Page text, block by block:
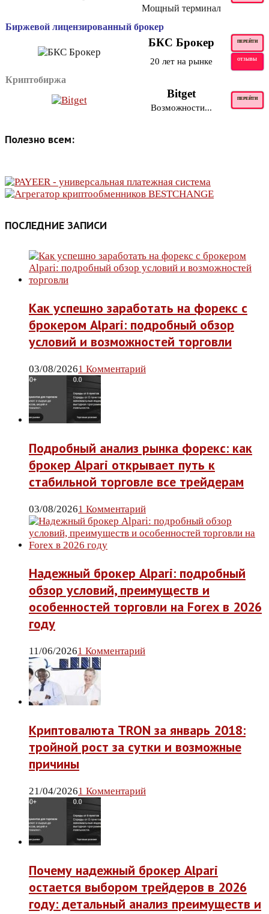
Мощный терминал
Биржевой лицензированный брокер
БКС Брокер ПЕРЕЙТИ
20 лет на рынке ОТЗЫВЫ
Криптобиржа
Bitget ПЕРЕЙТИ
Возможности...
Полезно всем:
ПОСЛЕДНИЕ ЗАПИСИ
Как успешно заработать на форекс с
брокером Alpari: подробный обзор
условий и возможностей торговли
03/08/20261 Комментарий
Подробный анализ рынка форекс: как
брокер Alpari открывает путь к
стабильной торговле все трейдерам
03/08/20261 Комментарий
Надежный брокер Alpari: подробный
обзор условий, преимуществ и
особенностей торговли на Forex в 2026
году
11/06/20261 Комментарий
Криптовалюта TRON за январь 2018:
тройной рост за сутки и возможные
причины
21/04/20261 Комментарий
Почему надежный брокер Alpari
остается выбором трейдеров в 2026
году: детальный анализ преимуществ и